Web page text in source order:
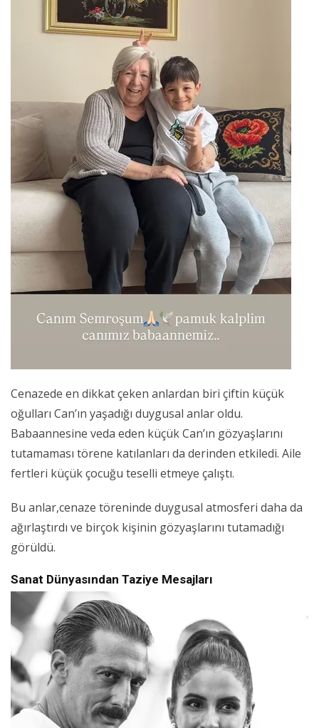
Cenazede en dikkat çeken anlardan biri çiftin küçük
oğulları Can’ın yaşadığı duygusal anlar oldu.
Babaannesine veda eden küçük Can’ın gözyaşlarını
tutamaması törene katılanları da derinden etkiledi. Aile
fertleri küçük çocuğu teselli etmeye çalıştı.
Bu anlar,cenaze töreninde duygusal atmosferi daha da
ağırlaştırdı ve birçok kişinin gözyaşlarını tutamadığı
görüldü.
Sanat Dünyasından Taziye Mesajları